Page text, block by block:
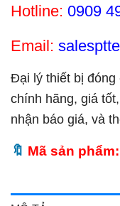
Hotline: 0909
Email:
Đại lý thiết bị đóng
chính hãng, giá
nhận báo giá, và
Mã sản phẩm: